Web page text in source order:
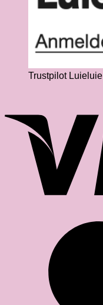
Trustpilot Luieluie